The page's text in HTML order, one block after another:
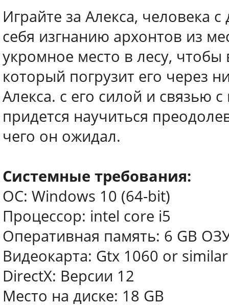
Играйте за Алекса, человека
себя изгнанию архонтов из
укромное место в лесу, чтобы
который погрузит его через
Алекса. с его силой и связью
придется научиться
чего он ожидал.
Системные требования:
ОС: Windows 10 (64-bit)
Процессор: intel core i5
Оперативная память: 6 GB
Видеокарта: Gtx 1060 or similar
DirectX: Версии 12
Место на диске: 18 GB